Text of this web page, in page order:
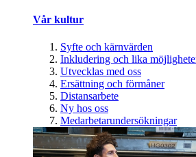
Vår kultur
Syfte och kärnvärden
Inkludering och lika
Utvecklas med oss
Ersättning och förmåner
Distansarbete
Ny hos oss
Medarbetarundersökningar